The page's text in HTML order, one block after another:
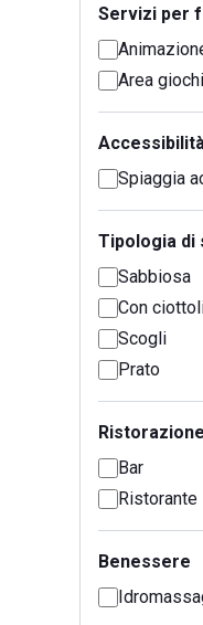
Servizi per
Area giochi
Spiaggia
Tipologia di
Sabbiosa
Con
Scogli
Prato
Ristorazione
Bar
Ristorante
Benessere